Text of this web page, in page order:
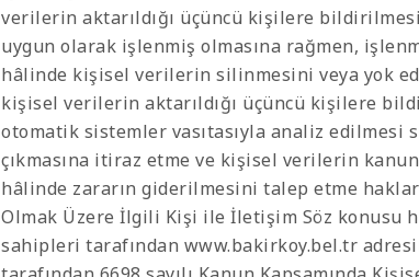
verilerin aktarıldığı üçüncü kişilere
uygun olarak işlenmiş olmasına rağmen,
hâlinde kişisel verilerin silinmesini veya yok
kişisel verilerin aktarıldığı üçüncü kişilere
otomatik sistemler vasıtasıyla analiz
çıkmasına itiraz etme ve kişisel verilerin
hâlinde zararın giderilmesini talep etme
Olmak Üzere İlgili Kişi ile İletişim Söz konusu
sahipleri tarafından www.bakirkoy.bel.tr